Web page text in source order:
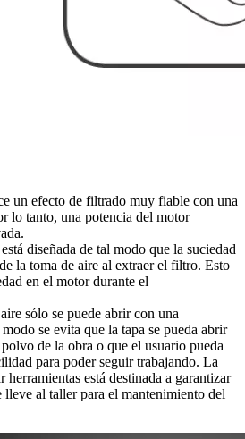
un efecto de filtrado muy fiable con una
lo tanto, una potencia del motor
diseñada de tal modo que la suciedad
la toma de aire al extraer el filtro. Esto
en el motor durante el
sólo se puede abrir con una
se evita que la tapa se pueda abrir
de la obra o que el usuario pueda
para poder seguir trabajando. La
está destinada a garantizar
lleve al taller para el mantenimiento del